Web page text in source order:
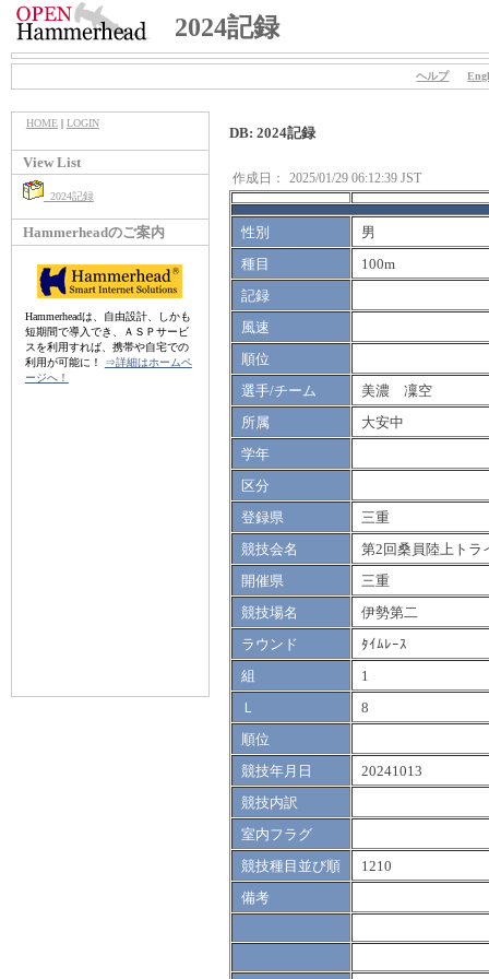
2024記録
ヘルプ
HOME| LOGIN
View List
2024記録
Hammerheadのご案内
Hammerheadは、自由設計、しかも
短期間で導入でき、ＡＳＰサービ
スを利用すれば、携帯や自宅での
利用が可能に！
⇒詳細はホームペ
ージへ！
DB: 2024記録
作成日： 2025/01/29 06:12:39 JST
性別
男
種目
100m
記録
風速
順位
選手/チーム
美濃 凜空
所属
大安中
学年
区分
登録県
三重
競技会名
第2回桑員陸上トラ
開催県
三重
競技場名
伊勢第二
ラウンド
ﾀｲﾑﾚｰｽ
組
1
Ｌ
8
順位
競技年月日
20241013
競技内訳
室内フラグ
競技種目並び順
1210
備考